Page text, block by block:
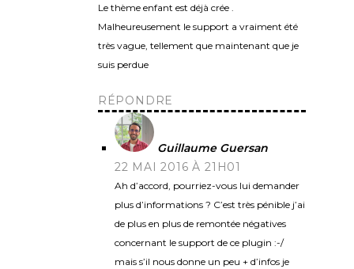
Le thème enfant est déjà crée .
Malheureusement le support a vraiment été
très vague, tellement que maintenant que je
suis perdue
RÉPONDRE
Guillaume Guersan
22 MAI 2016 À 21H01
Ah d’accord, pourriez-vous lui demander
plus d’informations ? C’est très pénible j’ai
de plus en plus de remontée négatives
concernant le support de ce plugin :-/
mais s’il nous donne un peu + d’infos je